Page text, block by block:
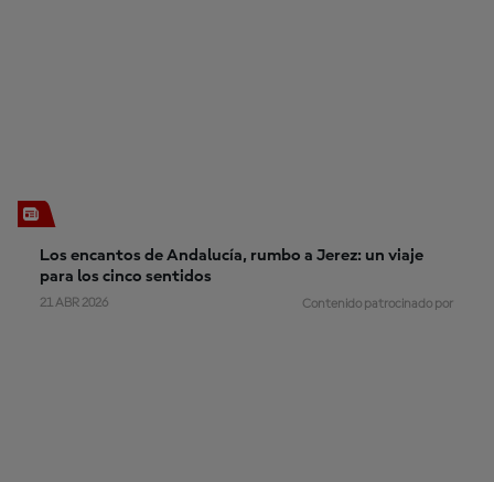
Los encantos de Andalucía, rumbo a Jerez: un viaje
para los cinco sentidos
21 ABR 2026 Contenido patrocinado por